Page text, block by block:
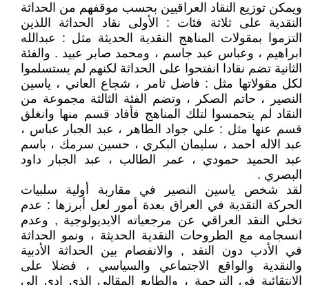
ويمكن توزيع النقاد العراقيين بحسب موقفهم من الحداثة
النقدية على ثلاثة فئات : الأولى نقاد الحداثة اللذين
التزموا بمقولات المناهج النقدية الحديثة مثل : عبدالله
ابراهيم ، وعباس عبد جاسم ، ومحمد صابر عبيد . والفئة
الثانية تضم نقادا انفتحوا على الحداثة لكنهم لم يستسلموا
لكل مقولاتها مثل : فاضل ثامر ، شجاع العاني ، ياسين
النصير ، حاتم الصكر ، وتضم الفئة الثالثة مجموعة من
النقاد لم يتحمسوا لتلك المناهج فأفاد قسم منها وانغلق
قسم عنها مثل : علي جواد الطاهر ، عبد الجبار عباس ،
عبد الاله احمد ، سليمان البكري ، حسين سرمك ، باسم
عبد الحميد حمودي ، عمر الطالب ، عبد الجبار داود
البصري .
لقد شخص ياسين النصير في مقاربة أولية سلبيات
الحركة النقدية في العراق بعدة أمور لعل أبرزها : عدم
تخلي النقد العراقي عن مرجعياته الايديولوجية , وعدم
انسجامه مع الطروحات النقدية الحديثة ، ونمو الحداثة
في الأدب دون النقد , والانفصام بين الحداثة الأدبية
والنقدية والواقع الاجتماعي والسياسي ، فضلا على
الانتقائية في الترجمة ، والطابع المقالي الذي ادى الى